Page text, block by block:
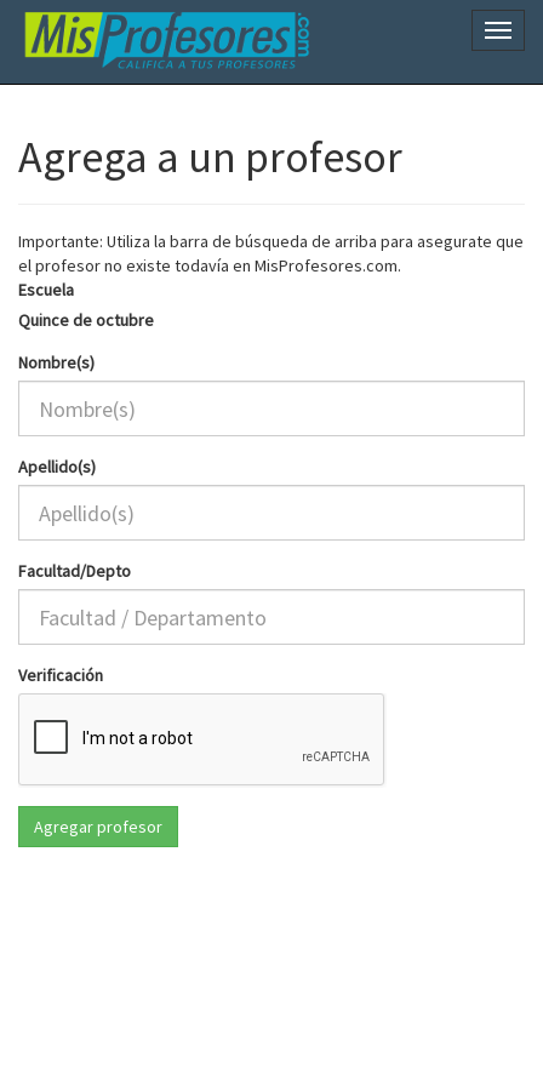
Agrega a un profesor
Importante: Utiliza la barra de búsqueda de arriba para asegurate que
el profesor no existe todavía en MisProfesores.com.
Escuela
Quince de octubre
Nombre(s)
Apellido(s)
Facultad/Depto
Verificación